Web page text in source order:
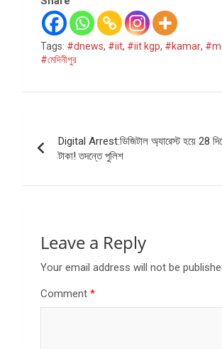
Tags: #dnews, #iit, #iit kgp, #kamar,
#মেদিনীপুর
navigation
Digital Arrest:ডিজিটাল অ্যারেস্ট হয়ে 28
টাকা! তদন্তে পুলিশ
Leave a Reply
Your email address will not be
Comment *